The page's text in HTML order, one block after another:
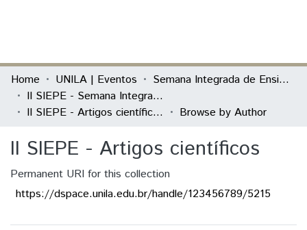
Communities & Collections
All of DSpace
Home UNILA | Eventos
Semana Integrada de Ensino, Pesquisa e Extensão (SIEPE)
II SIEPE - Semana Integrada de Ensino, Pesquisa e Extensão
II SIEPE - Artigos científicos
Browse by Author
II SIEPE - Artigos científicos
Permanent URI for this collection
https://dspace.unila.edu.br/handle/123456789/5215